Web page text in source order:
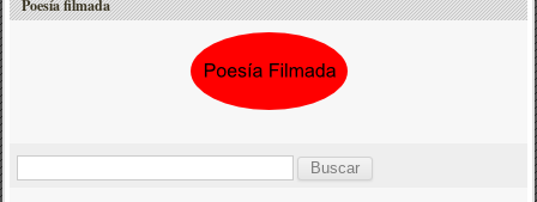
Poesía filmada